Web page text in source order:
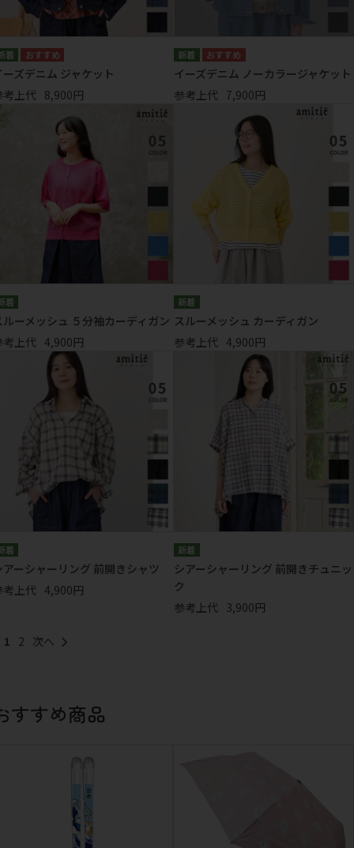
ーズデニム ジャケット
考上代 8,900円
イーズデニム ノーカラージャケット
参考上代 7,900円
ルーメッシュ ５分袖カーディガン
考上代 4,900円
スルーメッシュ カーディガン
参考上代 4,900円
アーシャーリング 前開きシャツ
考上代 4,900円
シアーシャーリング 前開きチュニッ
ク
参考上代 3,900円
1 2
すすめ商品